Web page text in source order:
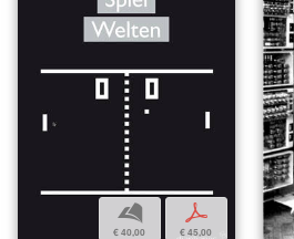
b
€ 40,00
p
€ 45,00